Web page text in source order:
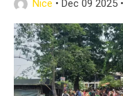
Nice • Dec 09 2025 •